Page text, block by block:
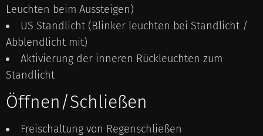
Leuchten beim Aussteigen)
US Standlicht (Blinker leuchten bei Standlicht /
Abblendlicht mit)
Aktivierung der inneren Rückleuchten zum
Standlicht
Öffnen/Schließen
Freischaltung von Regenschließen